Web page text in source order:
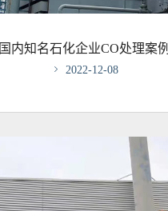
国内知名石化企业CO处理案例
 2022-12-08